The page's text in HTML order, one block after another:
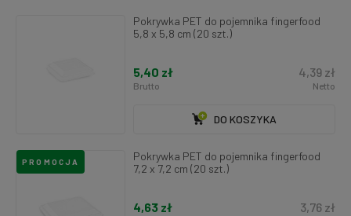
Pokrywka PET do pojemnika fingerfood
5,8 x 5,8 cm (20 szt.)
5,40 zł
Brutto
4,39 zł
Netto
DO KOSZYKA
Pokrywka PET do pojemnika fingerfood
7,2 x 7,2 cm (20 szt.)
4,63 zł 3,76 zł
PROMOCJA